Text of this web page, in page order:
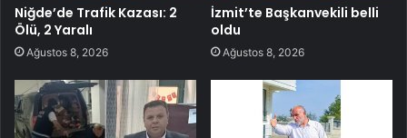
Niğde’de Trafik Kazası: 2
Ölü, 2 Yaralı
Ağustos 8, 2026
İzmit’te Başkanvekili belli
oldu
Ağustos 8, 2026